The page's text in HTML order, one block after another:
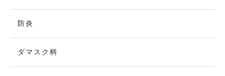
防炎
ダマスク柄